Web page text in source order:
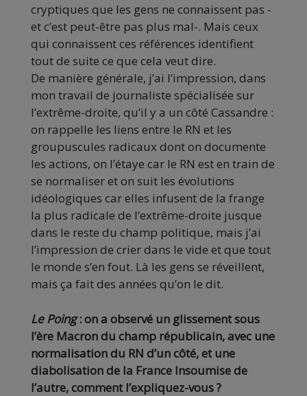
cryptiques que les gens ne connaissent pas -
et c’est peut-être pas plus mal-. Mais ceux
qui connaissent ces références identifient
tout de suite ce que cela veut dire.
De manière générale, j’ai l’impression, dans
mon travail de journaliste spécialisée sur
l’extrême-droite, qu’il y a un côté Cassandre :
on rappelle les liens entre le RN et les
groupuscules radicaux dont on documente
les actions, on l’étaye car le RN est en train de
se normaliser et on suit les évolutions
idéologiques car elles infusent de la frange
la plus radicale de l’extrême-droite jusque
dans le reste du champ politique, mais j’ai
l’impression de crier dans le vide et que tout
le monde s’en fout. Là les gens se réveillent,
mais ça fait des années qu’on le dit.
Le Poing: on a observé un glissement sous
l’ère Macron du champ républicain, avec une
normalisation du RN d’un côté, et une
diabolisation de la France Insoumise de
l’autre, comment l’expliquez-vous ?